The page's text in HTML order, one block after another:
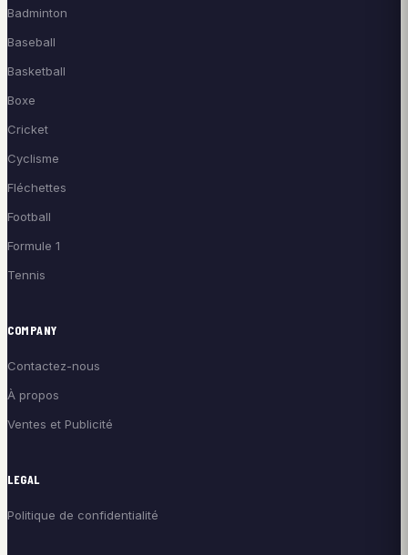
Badminton
Baseball
Basketball
Boxe
Cricket
Cyclisme
Fléchettes
Football
Formule 1
Tennis
COMPANY
Contactez-nous
À propos
Ventes et Publicité
LEGAL
Politique de confidentialité